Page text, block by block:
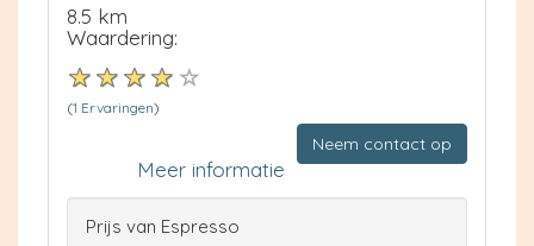
8.5 km
Waardering:
(1 Ervaringen)
Neem contact op
Meer informatie
Prijs van Espresso